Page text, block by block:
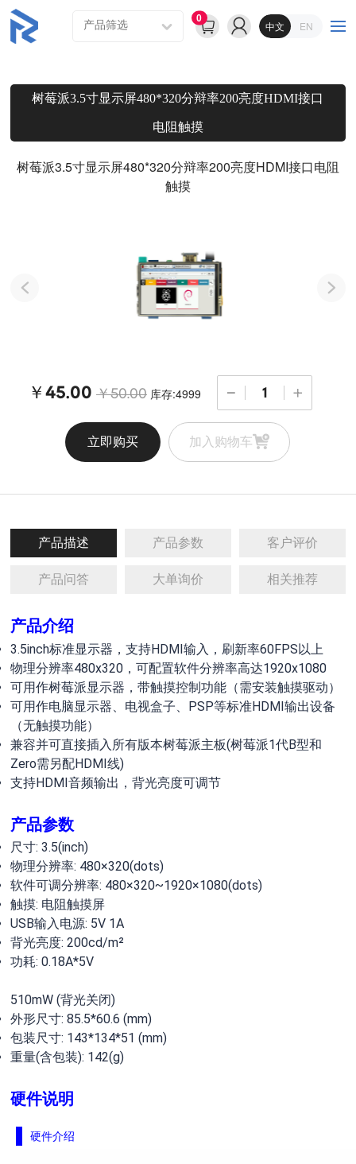
0
中文 EN
树莓派3.5寸显示屏480*320分辩率200亮度HDMI接口
电阻触摸
树莓派3.5寸显示屏480*320分辩率200亮度HDMI接口电阻
触摸
￥45.00 ￥50.00 库存:4999
立即购买 加入购物车
产品描述 产品参数 客户评价
产品问答 大单询价 相关推荐
产品介绍
3.5inch标准显示器，支持HDMI输入，刷新率60FPS以上
物理分辨率480x320，可配置软件分辨率高达1920x1080
可用作树莓派显示器，带触摸控制功能（需安装触摸驱动）
可用作电脑显示器、电视盒子、PSP等标准HDMI输出设备
（无触摸功能）
兼容并可直接插入所有版本树莓派主板(树莓派1代B型和
Zero需另配HDMI线)
支持HDMI音频输出，背光亮度可调节
产品参数
尺寸: 3.5(inch)
物理分辨率: 480×320(dots)
软件可调分辨率: 480×320~1920×1080(dots)
触摸: 电阻触摸屏
USB输入电源: 5V 1A
背光亮度: 200cd/m²
功耗: 0.18A*5V
510mW (背光关闭)
外形尺寸: 85.5*60.6 (mm)
包装尺寸: 143*134*51 (mm)
重量(含包装): 142(g)
硬件说明
硬件介绍